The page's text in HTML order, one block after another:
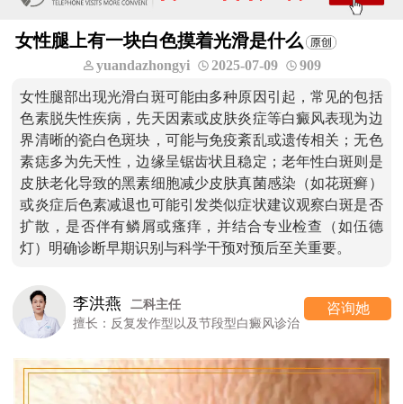
女性腿上有一块白色摸着光滑是什么
yuandazhongyi 2025-07-09 909
女性腿部出现光滑白斑可能由多种原因引起，常见的包括
色素脱失性疾病，先天因素或皮肤炎症等白癜风表现为边
界清晰的瓷白色斑块，可能与免疫紊乱或遗传相关；无色
素痣多为先天性，边缘呈锯齿状且稳定；老年性白斑则是
皮肤老化导致的黑素细胞减少皮肤真菌感染（如花斑癣）
或炎症后色素减退也可能引发类似症状建议观察白斑是否
扩散，是否伴有鳞屑或瘙痒，并结合专业检查（如伍德
灯）明确诊断早期识别与科学干预对预后至关重要。
李洪燕
二科主任
擅长：反复发作型以及节段型白癜风诊治
咨询她